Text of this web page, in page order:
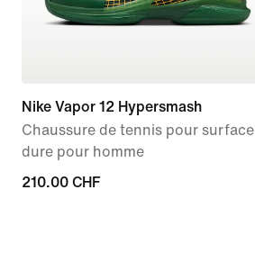
Nike Vapor 12 Hypersmash
Chaussure de tennis pour surface
dure pour homme
210.00 CHF
210.00 CHF